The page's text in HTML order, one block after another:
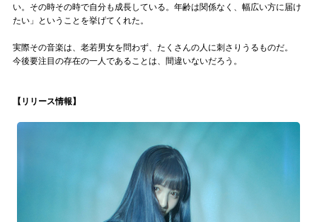
い。その時その時で自分も成長している。年齢は関係なく、幅広い方に届け
たい」ということを挙げてくれた。
実際その音楽は、老若男女を問わず、たくさんの人に刺さりうるものだ。
今後要注目の存在の一人であることは、間違いないだろう。
【リリース情報】